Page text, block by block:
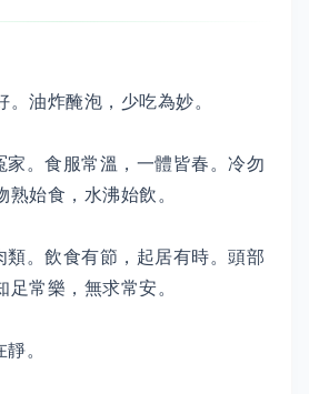
油炸醃泡，少吃為妙。
家。食服常溫，一體皆春。冷勿
始食，水沸始飲。
類。飲食有節，起居有時。頭部
常樂，無求常安。
。